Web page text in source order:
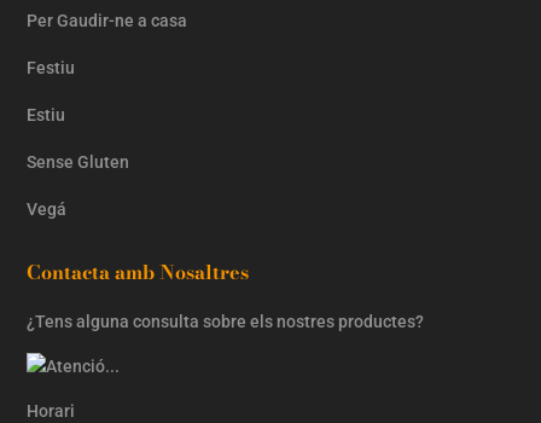
Per Gaudir-ne a casa
Festiu
Estiu
Sense Gluten
Vegá
Contacta amb Nosaltres
¿Tens alguna consulta sobre els nostres productes?
Horari